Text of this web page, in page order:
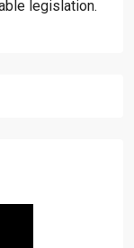
legislation.